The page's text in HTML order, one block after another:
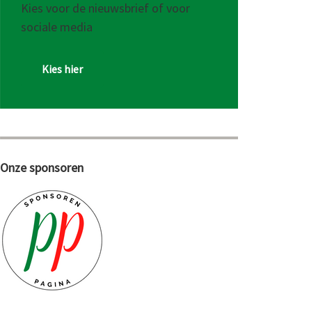
Kies voor de nieuwsbrief of voor
sociale media
Kies hier
Onze sponsoren